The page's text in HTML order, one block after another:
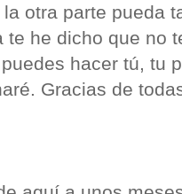
otra parte pueda
te he dicho que no
hacer tú, tu
Gracias de